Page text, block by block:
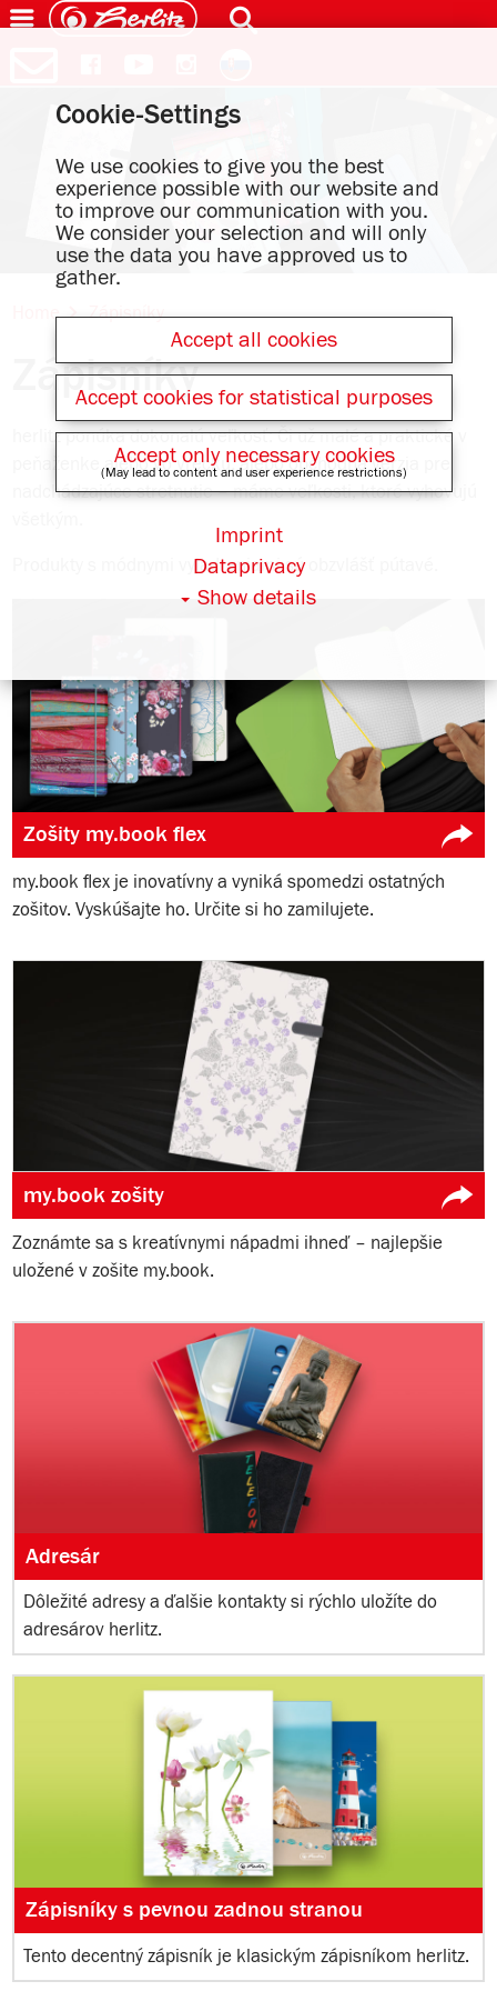
Home Zápisníky
Zápisníky
herlitz ponúka dokonalú veľkosť: Či už malé a praktické v
peňaženke alebo vo vrecku, alebo obchodná verzia pre
nadchádzajúce stretnutie – máme veľkosti, ktoré vyhovujú
Produkty s módnymi vyjadreniami sú obzvlášť pútavé.
Zošity my.book flex
my.book flex je inovatívny a vyniká spomedzi ostatných
zošitov. Vyskúšajte ho. Určite si ho zamilujete.
my.book zošity
Zoznámte sa s kreatívnymi nápadmi ihneď – najlepšie
uložené v zošite my.book.
Adresár
Dôležité adresy a ďalšie kontakty si rýchlo uložíte do
adresárov herlitz.
Zápisníky s pevnou zadnou stranou
Tento decentný zápisník je klasickým zápisníkom herlitz.
Cookie-Settings
We use cookies to give you the best
experience possible with our website and
to improve our communication with you.
We consider your selection and will only
use the data you have approved us to
gather.
Accept all cookies
Accept cookies for statistical purposes
Accept only necessary cookies
(May lead to content and user experience restrictions)
Show details
Dataprivacy
Imprint